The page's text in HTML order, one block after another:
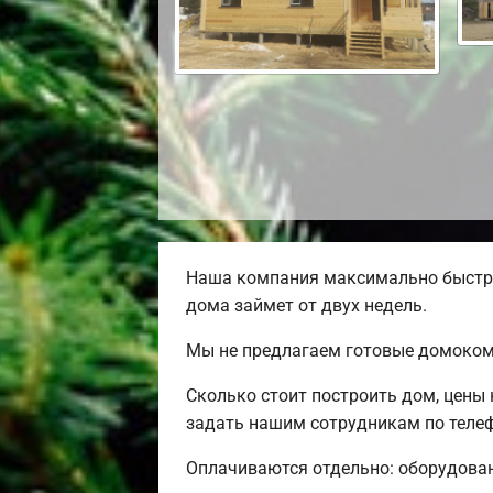
Наша компания максимально
дома займет от двух недель.
Мы не предлагаем готовые
Сколько стоит построить дом,
задать нашим сотрудникам по
Оплачиваются отдельно: